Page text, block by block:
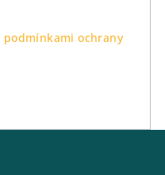
podmínkami ochrany